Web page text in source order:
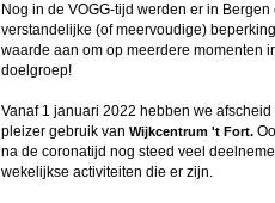
Nog in de VOGG-tijd werden er in
verstandelijke (of meervoudige)
waarde aan om op meerdere momenten
doelgroep!
Vanaf 1 januari 2022 hebben we
pleizer gebruik van Wijkcentrum 't Fort.
na de coronatijd nog steed veel
wekelijkse activiteiten die er zijn.